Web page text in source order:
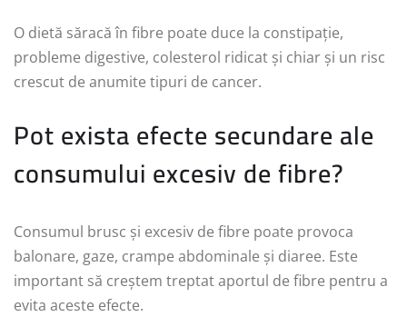
O dietă săracă în fibre poate duce la constipație,
probleme digestive, colesterol ridicat și chiar și un risc
crescut de anumite tipuri de cancer.
Pot exista efecte secundare ale
consumului excesiv de fibre?
Consumul brusc și excesiv de fibre poate provoca
balonare, gaze, crampe abdominale și diaree. Este
important să creștem treptat aportul de fibre pentru a
evita aceste efecte.